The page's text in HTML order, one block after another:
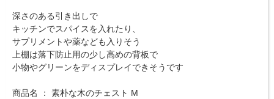
深さのある引き出しで
キッチンでスパイスを入れたり、
サプリメントや薬なども入りそう
上棚は落下防止用の少し高めの背板で
小物やグリーンをディスプレイできそうです
商品名 ： 素朴な木のチェスト M